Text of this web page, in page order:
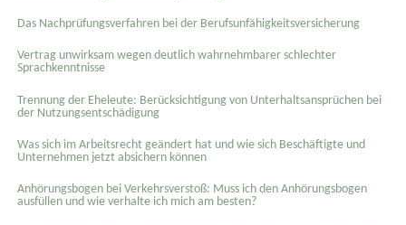
Das Nachprüfungsverfahren bei der Berufsunfähigkeitsversicherung
Vertrag unwirksam wegen deutlich wahrnehmbarer schlechter
Sprachkenntnisse
Trennung der Eheleute: Berücksichtigung von Unterhaltsansprüchen bei
der Nutzungsentschädigung
Was sich im Arbeitsrecht geändert hat und wie sich Beschäftigte und
Unternehmen jetzt absichern können
Anhörungsbogen bei Verkehrsverstoß: Muss ich den Anhörungsbogen
ausfüllen und wie verhalte ich mich am besten?